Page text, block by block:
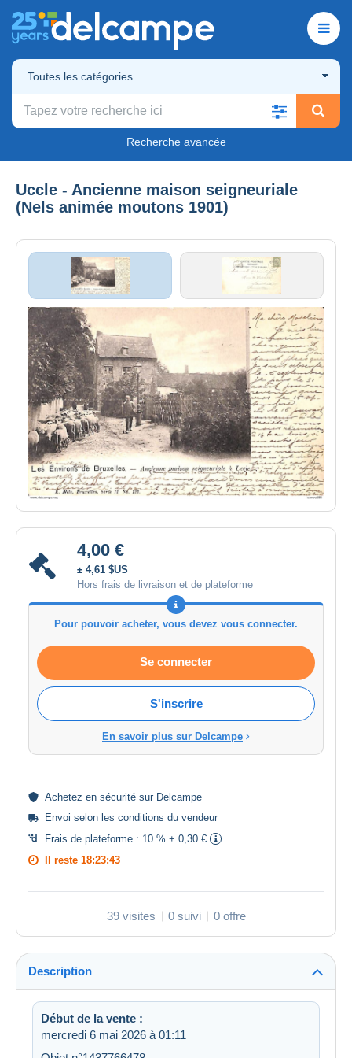
Toutes les catégories
Recherche avancée
Uccle - Ancienne maison seigneuriale
(Nels animée moutons 1901)
4,00 €
± 4,61 $US
Hors frais de livraison et de plateforme
Pour pouvoir acheter, vous devez vous connecter.
Se connecter
S'inscrire
En savoir plus sur Delcampe
Achetez en sécurité sur Delcampe
Envoi selon les conditions du vendeur
Frais de plateforme : 10 % + 0,30 €
Il reste 18:23:43
39 visites 0 suivi 0 offre
Description
Début de la vente :
mercredi 6 mai 2026 à 01:11